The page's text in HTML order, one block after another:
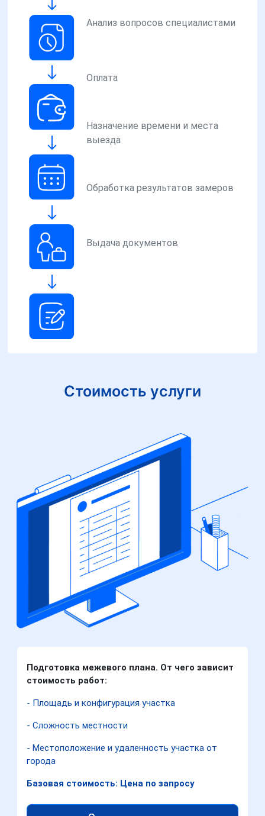
Анализ вопросов специалистами
Оплата
Назначение времени и места
выезда
Обработка результатов замеров
Выдача документов
Стоимость услуги
Подготовка межевого плана. От чего зависит
стоимость работ:
- Площадь и конфигурация участка
- Сложность местности
- Местоположение и удаленность участка от
города
Базовая стоимость: Цена по запросу